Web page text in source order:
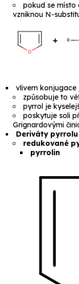
pokud se místo
vzniknou N-
vlivem
způsobuje to
pyrrol je
poskytuje soli
Grignardovými
Deriváty pyrrolu
redukované
pyrrolin